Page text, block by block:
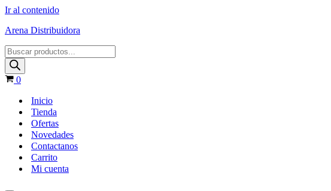
Ir al contenido
Arena Distribuidora
Products
search
Carrito
0
Inicio
Tienda
Ofertas
Novedades
Contactanos
Carrito
Mi cuenta